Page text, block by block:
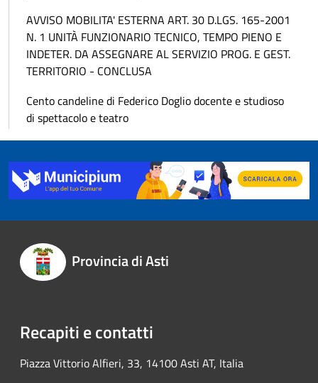
AVVISO MOBILITA' ESTERNA ART. 30 D.LGS. 165-2001
N. 1 UNITÀ FUNZIONARIO TECNICO, TEMPO PIENO E
INDETER. DA ASSEGNARE AL SERVIZIO PROG. E GEST.
TERRITORIO - CONCLUSA
Cento candeline di Federico Doglio docente e studioso
di spettacolo e teatro
Provincia di Asti
Recapiti e contatti
Piazza Vittorio Alfieri, 33, 14100 Asti AT, Italia